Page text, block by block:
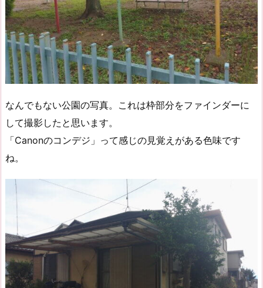
なんでもない公園の写真。これは枠部分をファインダーに
して撮影したと思います。
「Canonのコンデジ」って感じの見覚えがある色味です
ね。